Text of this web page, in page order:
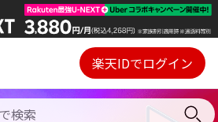
Webプレイヤー
ご契約内容の確認・変更
楽天IDでログイン